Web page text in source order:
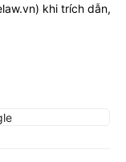
) khi trích dẫn,